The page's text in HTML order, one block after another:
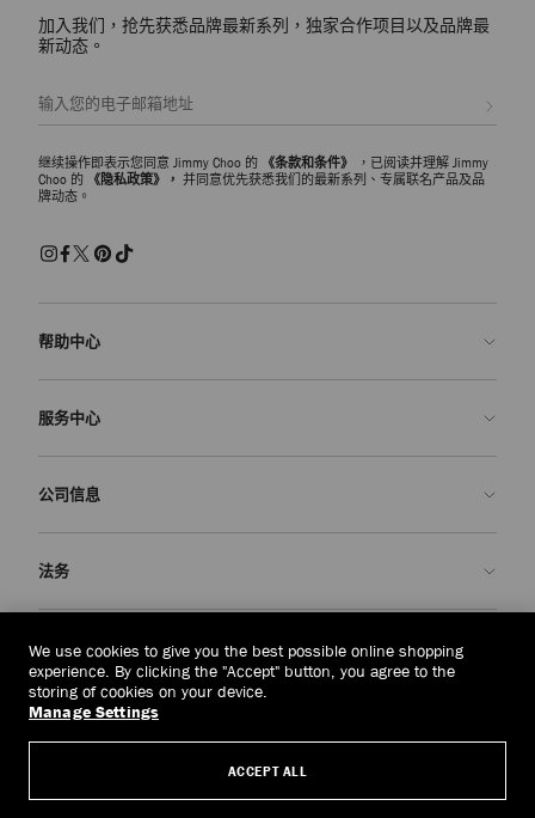
加入我们，抢先获悉品牌最新系列，独家合作项目以及品牌最
新动态。
继续操作即表示您同意 Jimmy Choo 的 《条款和条件》
，已阅读并理解 Jimmy
Choo 的 《隐私政策》， 并同意优先获悉我们的最新系列、专属联名产品及品
牌动态。
帮助中心
常见问题解答
提交退货
送货
服务中心
定制服务
保修服务
公司信息
我们的历史
我们的影响与责任
我們的影響與責任
匠心工艺
法务
条款与条件
被遗忘权
主体访问请求表
中国澳门(MOP$)
We use cookies to give you the best possible online shopping
experience. By clicking the "Accept" button, you agree to the
storing of cookies on your device.
Manage Settings
ACCEPT ALL